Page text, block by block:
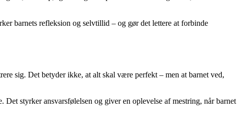
barnets refleksion og selvtillid – og gør det lettere at forbinde
sig. Det betyder ikke, at alt skal være perfekt – men at barnet ved,
styrker ansvarsfølelsen og giver en oplevelse af mestring, når barnet